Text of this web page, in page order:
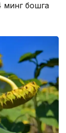
минг бошга